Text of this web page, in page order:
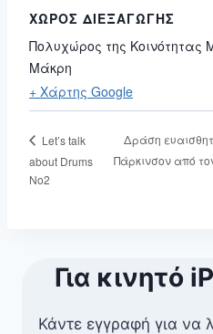
ΧΏΡΟΣ ΔΙΕΞΑΓΩΓΉΣ
Πολυχώρος της Κοινότητας
Μάκρη
+ Χάρτης Google
Let’s talk
about Drums
No2
Δράση
Πάρκινσον από
Για κινητό
Κάντε εγγραφή για να